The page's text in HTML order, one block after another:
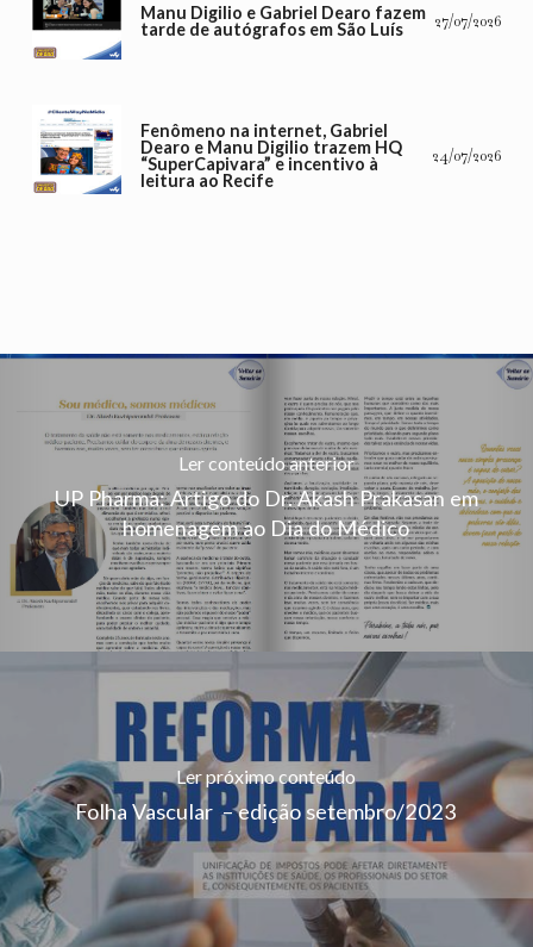
Manu Digilio e Gabriel Dearo fazem
tarde de autógrafos em São Luís
27/07/2026
Fenômeno na internet, Gabriel
Dearo e Manu Digilio trazem HQ
“SuperCapivara” e incentivo à
leitura ao Recife
24/07/2026
Ler conteúdo anterior
UP Pharma: Artigo do Dr. Akash Prakasan em
homenagem ao Dia do Médico
Ler próximo conteúdo
Folha Vascular – edição setembro/2023